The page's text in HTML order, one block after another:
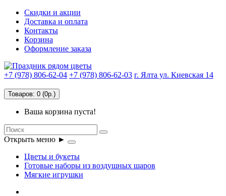
Скидки и акции
Доставка и оплата
Контакты
Корзина
Оформление заказа
+7 (978) 806-62-04 +7 (978) 806-62-03 г. Ялта ул. Киевская 14
Товаров: 0 (0р.)
Ваша корзина пуста!
Открыть меню ►
Цветы и букеты
Готовые наборы из воздушных шаров
Мягкие игрушки